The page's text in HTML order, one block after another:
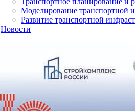
Моделирование транспортной
Развитие транспортной
Новости